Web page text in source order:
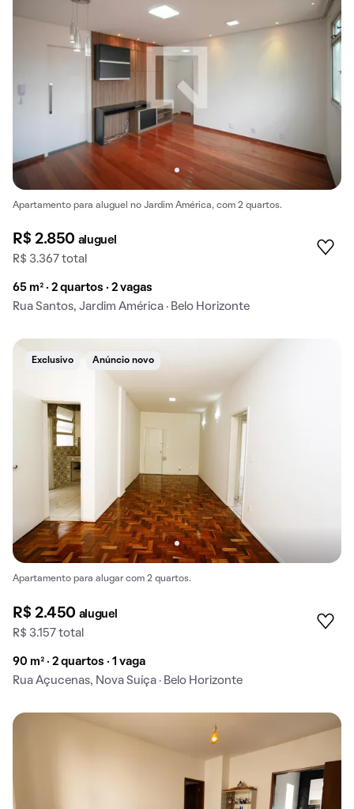
Apartamento para aluguel no Jardim América, com 2 quartos.
R$ 2.850 aluguel
R$ 3.367 total
65 m² · 2 quartos · 2 vagas
Rua Santos, Jardim América · Belo Horizonte
Exclusivo Anúncio novo
Apartamento para alugar com 2 quartos.
R$ 2.450 aluguel
R$ 3.157 total
90 m² · 2 quartos · 1 vaga
Rua Açucenas, Nova Suíça · Belo Horizonte